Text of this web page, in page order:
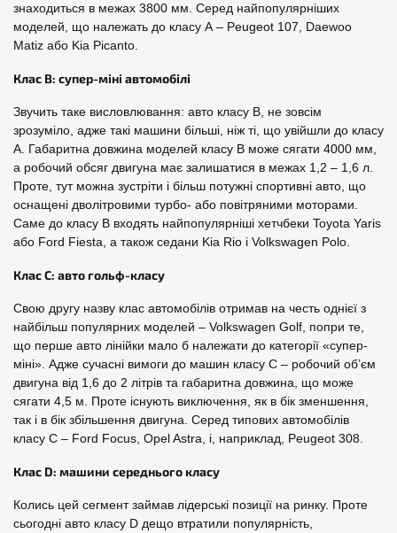
знаходиться в межах 3800 мм. Серед найпопулярніших
моделей, що належать до класу А – Peugeot 107, Daewoo
Matiz або Kia Picanto.
Клас B: супер-міні автомобілі
Звучить таке висловлювання: авто класу B, не зовсім
зрозуміло, адже такі машини більші, ніж ті, що увійшли до класу
A. Габаритна довжина моделей класу B може сягати 4000 мм,
а робочий обсяг двигуна має залишатися в межах 1,2 – 1,6 л.
Проте, тут можна зустріти і більш потужні спортивні авто, що
оснащені дволітровими турбо- або повітряними моторами.
Саме до класу B входять найпопулярніші хетчбеки Toyota Yaris
або Ford Fiesta, а також седани Kia Rio і Volkswagen Polo.
Клас C: авто гольф-класу
Свою другу назву клас автомобілів отримав на честь однієї з
найбільш популярних моделей – Volkswagen Golf, попри те,
що перше авто лінійки мало б належати до категорії «супер-
міні». Адже сучасні вимоги до машин класу C – робочий об’єм
двигуна від 1,6 до 2 літрів та габаритна довжина, що може
сягати 4,5 м. Проте існують виключення, як в бік зменшення,
так і в бік збільшення двигуна. Серед типових автомобілів
класу C – Ford Focus, Opel Astra, і, наприклад, Peugeot 308.
Клас D: машини середнього класу
Колись цей сегмент займав лідерські позиції на ринку. Проте
сьогодні авто класу D дещо втратили популярність,